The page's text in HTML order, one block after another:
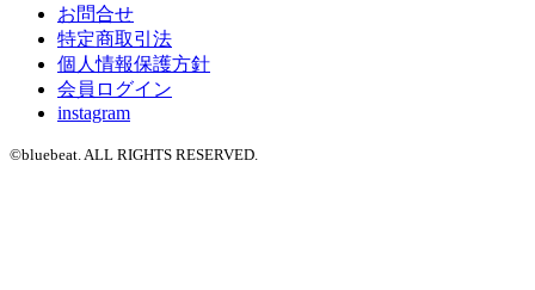
お問合せ
特定商取引法
個人情報保護方針
会員ログイン
instagram
©bluebeat. ALL RIGHTS RESERVED.